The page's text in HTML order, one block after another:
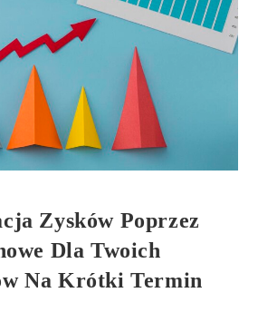
Zysków Poprzez
Dla Twoich
Na Krótki Termin